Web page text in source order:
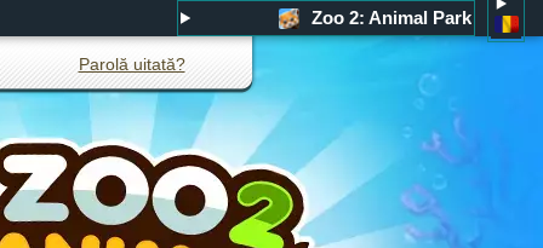
Zoo 2: Animal Park
Parolă uitată?